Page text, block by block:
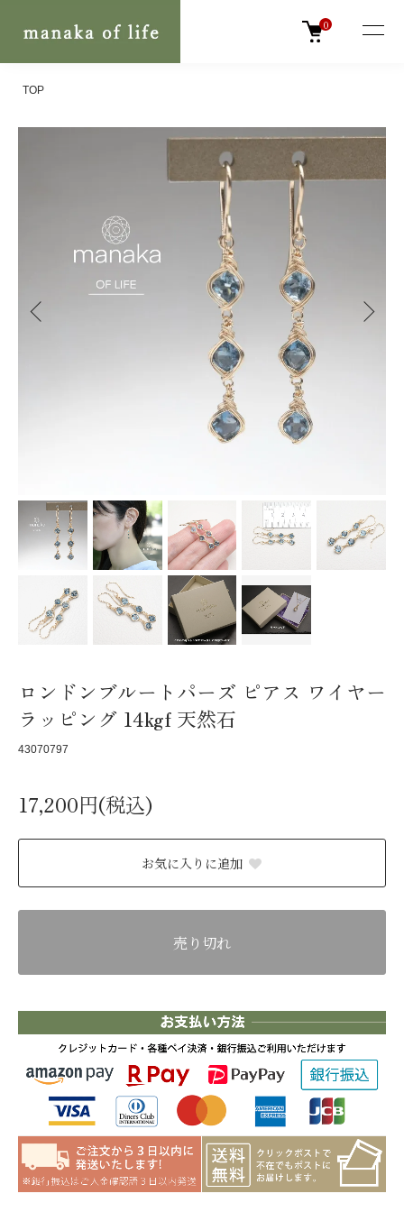
0
TOP
ロンドンブルートパーズ ピアス ワイヤー
ラッピング 14kgf 天然石
43070797
17,200円(税込)
お気に入りに追加
売り切れ